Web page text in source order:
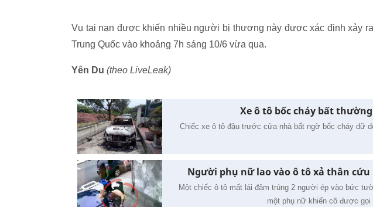
Vụ tai nạn được khiến nhiều người bị thương này được xác định xảy
Trung Quốc vào khoảng 7h sáng 10/6 vừa qua.
Yên Du (theo LiveLeak)
Xe ô tô bốc cháy bất
Chiếc xe ô tô đậu trước cửa nhà bất ngờ bốc cháy dữ
Người phụ nữ lao vào ô tô xả thân
Một chiếc ô tô mất lái đâm trúng 2 người ép vào bức
một phụ nữ khiến cô được gọi